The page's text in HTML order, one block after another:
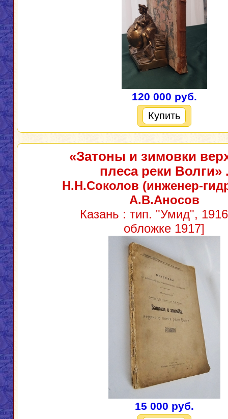
120 000 руб.
Купить
«Затоны и зимовки
плеса реки Волги»
Н.Н.Соколов (инженер-
А.В.Аносов
Казань : тип. "Умид",
обложке 1917]
15 000 руб.